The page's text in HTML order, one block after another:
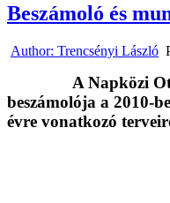
Beszámoló és
Author: Trencsényi László
A Napközi
beszámolója a 2010-
évre vonatkozó